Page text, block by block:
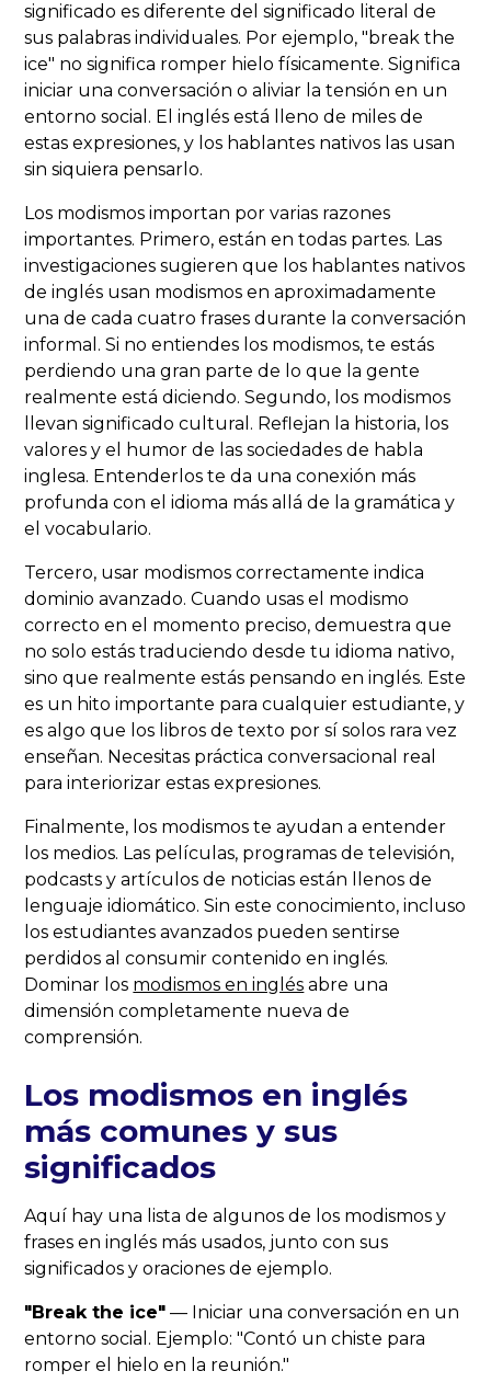
significado es diferente del significado literal de
sus palabras individuales. Por ejemplo, "break the
ice" no significa romper hielo físicamente. Significa
iniciar una conversación o aliviar la tensión en un
entorno social. El inglés está lleno de miles de
estas expresiones, y los hablantes nativos las usan
sin siquiera pensarlo.
Los modismos importan por varias razones
importantes. Primero, están en todas partes. Las
investigaciones sugieren que los hablantes nativos
de inglés usan modismos en aproximadamente
una de cada cuatro frases durante la conversación
informal. Si no entiendes los modismos, te estás
perdiendo una gran parte de lo que la gente
realmente está diciendo. Segundo, los modismos
llevan significado cultural. Reflejan la historia, los
valores y el humor de las sociedades de habla
inglesa. Entenderlos te da una conexión más
profunda con el idioma más allá de la gramática y
el vocabulario.
Tercero, usar modismos correctamente indica
dominio avanzado. Cuando usas el modismo
correcto en el momento preciso, demuestra que
no solo estás traduciendo desde tu idioma nativo,
sino que realmente estás pensando en inglés. Este
es un hito importante para cualquier estudiante, y
es algo que los libros de texto por sí solos rara vez
enseñan. Necesitas práctica conversacional real
para interiorizar estas expresiones.
Finalmente, los modismos te ayudan a entender
los medios. Las películas, programas de televisión,
podcasts y artículos de noticias están llenos de
lenguaje idiomático. Sin este conocimiento, incluso
los estudiantes avanzados pueden sentirse
perdidos al consumir contenido en inglés.
Dominar los modismos en inglés abre una
dimensión completamente nueva de
comprensión.
Los modismos en inglés
más comunes y sus
significados
Aquí hay una lista de algunos de los modismos y
frases en inglés más usados, junto con sus
significados y oraciones de ejemplo.
"Break the ice" — Iniciar una conversación en un
entorno social. Ejemplo: "Contó un chiste para
romper el hielo en la reunión."